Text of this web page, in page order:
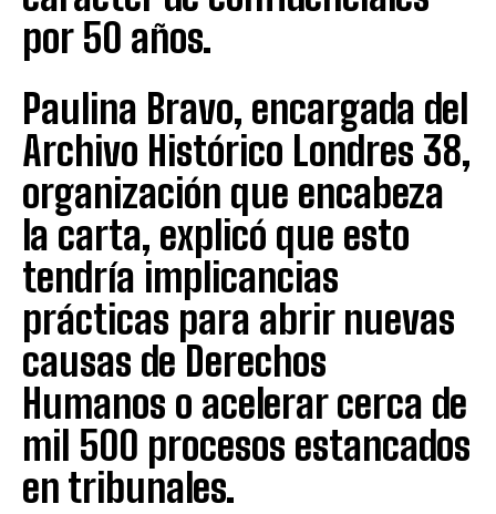
por 50 años.
Paulina Bravo, encargada del
Archivo Histórico Londres 38,
organización que encabeza
la carta, explicó que esto
tendría implicancias
prácticas para abrir nuevas
causas de Derechos
Humanos o acelerar cerca de
mil 500 procesos estancados
en tribunales.